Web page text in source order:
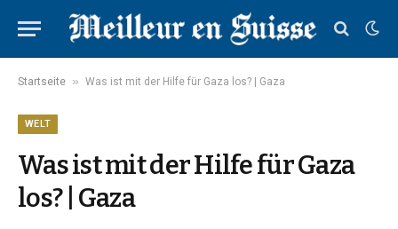
Startseite » Was ist mit der Hilfe für Gaza los? | Gaza
WELT
Was ist mit der Hilfe für Gaza
los? | Gaza